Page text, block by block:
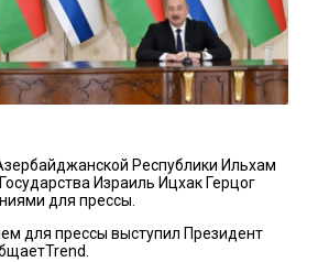
Республики Ильхам
Израиль Ицхак Герцог
для прессы.
для прессы выступил Президент